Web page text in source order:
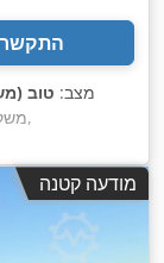
התקשר
מצב: טוב
,
מודעה קטנה